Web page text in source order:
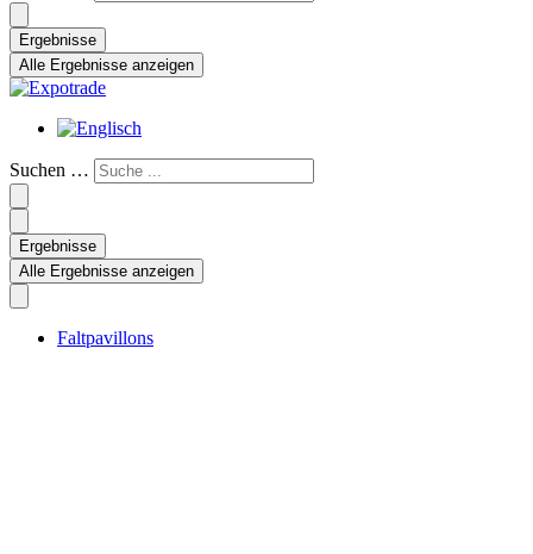
Ergebnisse
Alle Ergebnisse anzeigen
Suchen …
Ergebnisse
Alle Ergebnisse anzeigen
Faltpavillons